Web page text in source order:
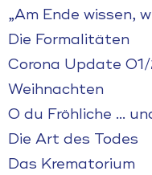
„Am Ende wissen,
Die Formalitäten
Corona Update
Weihnachten
O du Fröhliche …
Die Art des Todes
Das Krematorium